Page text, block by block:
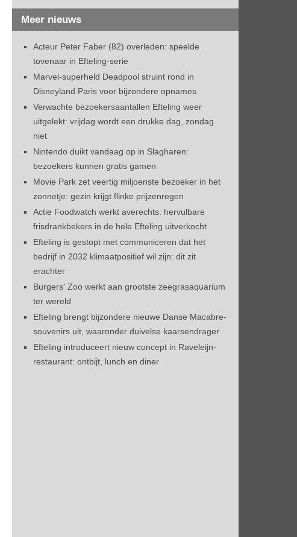
Meer nieuws
Acteur Peter Faber (82) overleden: speelde
tovenaar in Efteling-serie
Marvel-superheld Deadpool struint rond in
Disneyland Paris voor bijzondere opnames
Verwachte bezoekersaantallen Efteling weer
uitgelekt: vrijdag wordt een drukke dag, zondag
niet
Nintendo duikt vandaag op in Slagharen:
bezoekers kunnen gratis gamen
Movie Park zet veertig miljoenste bezoeker in het
zonnetje: gezin krijgt flinke prijzenregen
Actie Foodwatch werkt averechts: hervulbare
frisdrankbekers in de hele Efteling uitverkocht
Efteling is gestopt met communiceren dat het
bedrijf in 2032 klimaatpositief wil zijn: dit zit
erachter
Burgers' Zoo werkt aan grootste zeegrasaquarium
ter wereld
Efteling brengt bijzondere nieuwe Danse Macabre-
souvenirs uit, waaronder duivelse kaarsendrager
Efteling introduceert nieuw concept in Raveleijn-
restaurant: ontbijt, lunch en diner